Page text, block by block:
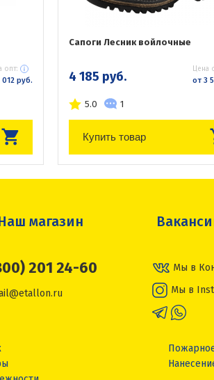
опт:
012 руб.
Сапоги Лесник войлочные
4 185 руб. Цена
от 3
5.0 1
Купить товар
магазин
201 24-60
Мы в
Мы в